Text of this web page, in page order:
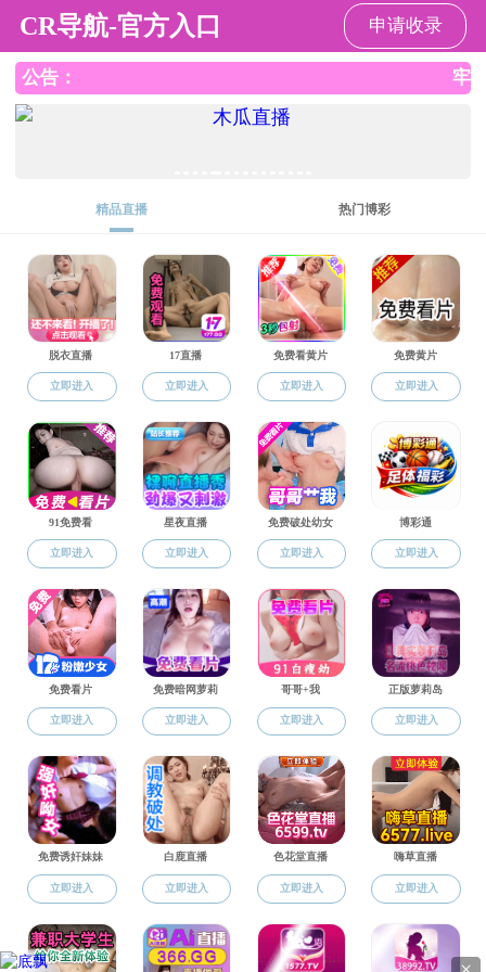
91热爆
时间： 2020-07-09 来源：
相关附件：
友情链接
91热爆 电站能量传递转化与系统重点实验室
动力工程系
机械工程系
吴仲华91热爆
地址：北京市昌平区北农路2号 邮编：102206 电话：86-10-
版权所有 ©91热爆-91热爆论坛 E-mail：ndxy@91rbforum.com